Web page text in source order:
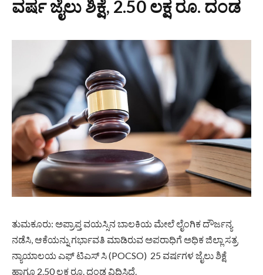
ವರ್ಷ ಜೈಲು ಶಿಕ್ಷೆ, 2.50 ಲಕ್ಷ ರೂ. ದಂಡ
ತುಮಕೂರು: ಅಪ್ರಾಪ್ತ ವಯಸ್ಸಿನ ಬಾಲಕಿಯ ಮೇಲೆ ಲೈಂಗಿಕ ದೌರ್ಜನ್ಯ
ನಡೆಸಿ, ಆಕೆಯನ್ನು ಗರ್ಭಾವತಿ ಮಾಡಿರುವ ಅಪರಾಧಿಗೆ ಅಧಿಕ ಜಿಲ್ಲಾ ಸತ್ರ
ನ್ಯಾಯಾಲಯ ಎಫ್ ಟಿಎಸ್ ಸಿ (POCSO) 25 ವರ್ಷಗಳ ಜೈಲು ಶಿಕ್ಷೆ
ಹಾಗೂ 2.50 ಲಕ್ಷ ರೂ. ದಂಡ ವಿಧಿಸಿದೆ.